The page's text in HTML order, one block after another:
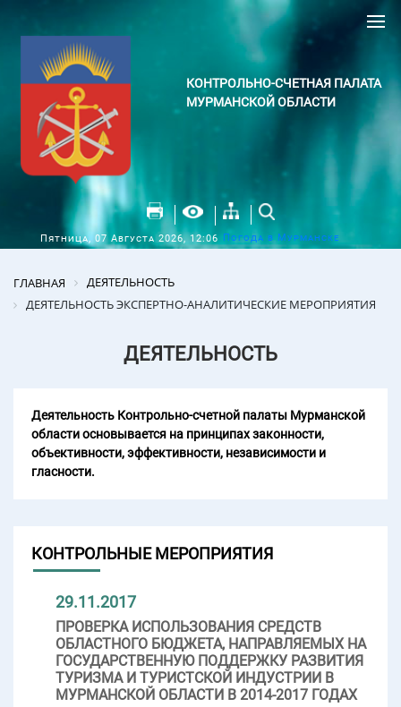
КОНТРОЛЬНО-СЧЕТНАЯ ПАЛАТА
МУРМАНСКОЙ ОБЛАСТИ
Пятница, 07 Августа 2026, 12:06 Погода в Мурманске
ГЛАВНАЯ
ДЕЯТЕЛЬНОСТЬ
ДЕЯТЕЛЬНОСТЬ ЭКСПЕРТНО-АНАЛИТИЧЕСКИЕ МЕРОПРИЯТИЯ
ДЕЯТЕЛЬНОСТЬ
Деятельность Контрольно-счетной палаты Мурманской
области основывается на принципах законности,
объективности, эффективности, независимости и
гласности.
КОНТРОЛЬНЫЕ МЕРОПРИЯТИЯ
29.11.2017
ПРОВЕРКА ИСПОЛЬЗОВАНИЯ СРЕДСТВ
ОБЛАСТНОГО БЮДЖЕТА, НАПРАВЛЯЕМЫХ НА
ГОСУДАРСТВЕННУЮ ПОДДЕРЖКУ РАЗВИТИЯ
ТУРИЗМА И ТУРИСТСКОЙ ИНДУСТРИИ В
МУРМАНСКОЙ ОБЛАСТИ В 2014-2017 ГОДАХ